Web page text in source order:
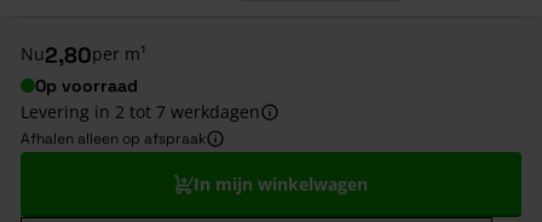
Nu2,80per m¹
Op voorraad
Levering in 2 tot 7 werkdagen
Afhalen alleen op afspraak
In mijn winkelwagen